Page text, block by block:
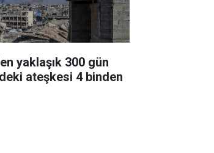
yaklaşık 300 gün
ateşkesi 4 binden